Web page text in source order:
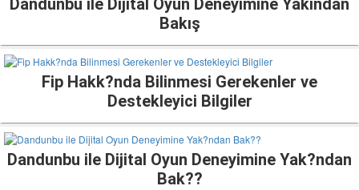
Bakış
Fip Hakk?nda Bilinmesi Gerekenler ve
Destekleyici Bilgiler
Dandunbu ile Dijital Oyun Deneyimine Yak?ndan
Bak??